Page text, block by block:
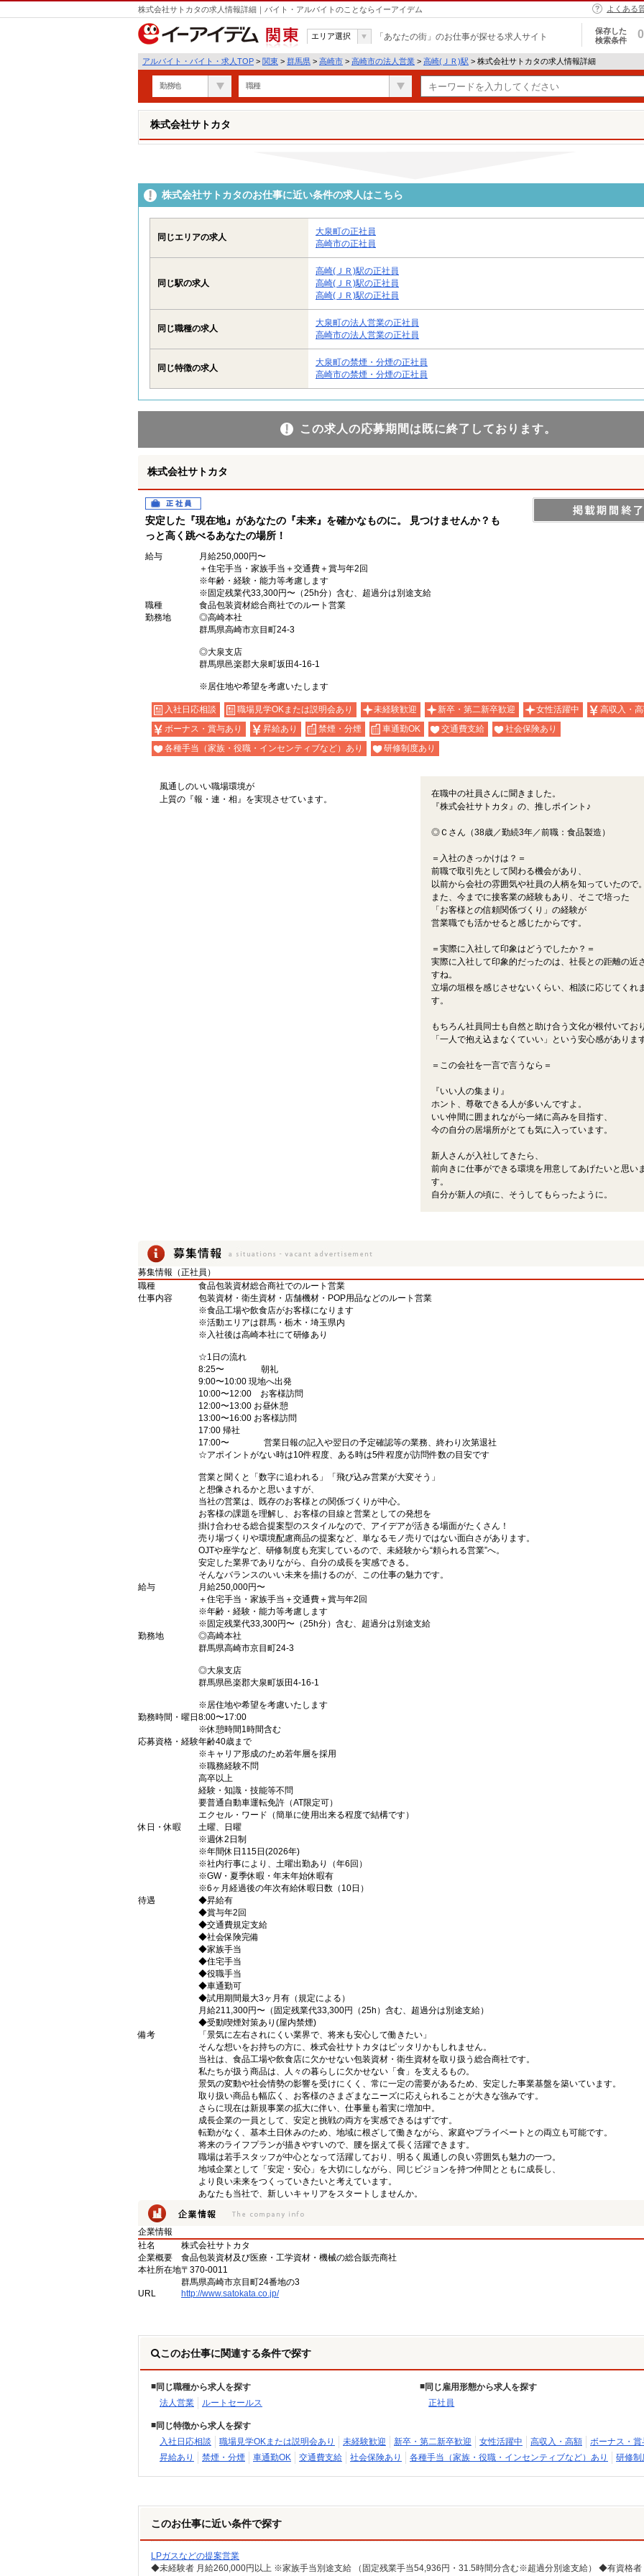
株式会社サトカタの求人情報詳細｜バイト・アルバイトのことならイーアイデム よくある
関東
エリア選択 「あなたの街」のお仕事が探せる求人サイト
保存した
検索条件
0
アルバイト・バイト・求人TOP > 関東 > 群馬県 > 高崎市 > 高崎市の法人営業 > 高崎(ＪＲ)駅 > 株式会社サトカタの求人情報詳細
勤務地 職種
株式会社サトカタ
株式会社サトカタのお仕事に近い条件の求人はこちら
同じエリアの求人
大泉町の正社員
高崎市の正社員
同じ駅の求人
高崎(ＪＲ)駅の正社員
高崎(ＪＲ)駅の正社員
高崎(ＪＲ)駅の正社員
同じ職種の求人
大泉町の法人営業の正社員
高崎市の法人営業の正社員
同じ特徴の求人
大泉町の禁煙・分煙の正社員
高崎市の禁煙・分煙の正社員
この求人の応募期間は既に終了しております。
株式会社サトカタ
正社員
安定した『現在地』があなたの『未来』を確かなものに。 見つけませんか？も
っと高く跳べるあなたの場所！
給与
月給250,000円〜
＋住宅手当・家族手当＋交通費＋賞与年2回
※年齢・経験・能力等考慮します
※固定残業代33,300円〜（25h分）含む、超過分は別途支給
職種
食品包装資材総合商社でのルート営業
勤務地
◎高崎本社
群馬県高崎市京目町24-3
◎大泉支店
群馬県邑楽郡大泉町坂田4-16-1
※居住地や希望を考慮いたします
入社日応相談 職場見学OKまたは説明会あり 未経験歓迎 新卒・第二新卒歓迎 女性活躍中
高収入・
ボーナス・賞与あり
昇給あり 禁煙・分煙 車通勤OK 交通費支給
社会保険あり
各種手当（家族・役職・インセンティブなど）あり
研修制度あり
風通しのいい職場環境が
上質の『報・連・相』を実現させています。
在職中の社員さんに聞きました。
『株式会社サトカタ』の、推しポイント♪
◎Ｃさん（38歳／勤続3年／前職：食品製造）
＝入社のきっかけは？＝
前職で取引先として関わる機会があり、
以前から会社の雰囲気や社員の人柄を知っていたので。
また、今までに接客業の経験もあり、そこで培った
「お客様との信頼関係づくり」の経験が
営業職でも活かせると感じたからです。
＝実際に入社して印象はどうでしたか？＝
実際に入社して印象的だったのは、社長との距離の近
すね。
立場の垣根を感じさせないくらい、相談に応じてくれま
す。
もちろん社員同士も自然と助け合う文化が根付いており
「一人で抱え込まなくていい」という安心感があります
＝この会社を一言で言うなら＝
『いい人の集まり』
ホント、尊敬できる人が多いんですよ。
いい仲間に囲まれながら一緒に高みを目指す、
今の自分の居場所がとても気に入っています。
新人さんが入社してきたら、
前向きに仕事ができる環境を用意してあげたいと思いま
す。
自分が新人の頃に、そうしてもらったように。
募集情報（正社員）
職種
食品包装資材総合商社でのルート営業
仕事内容
包装資材・衛生資材・店舗機材・POP用品などのルート営業
※食品工場や飲食店がお客様になります
※活動エリアは群馬・栃木・埼玉県内
※入社後は高崎本社にて研修あり
☆1日の流れ
8:25〜 朝礼
9:00〜10:00 現地へ出発
10:00〜12:00 お客様訪問
12:00〜13:00 お昼休憩
13:00〜16:00 お客様訪問
17:00 帰社
17:00〜 営業日報の記入や翌日の予定確認等の業務、終わり次第退社
☆アポイントがない時は10件程度、ある時は5件程度が訪問件数の目安です
営業と聞くと「数字に追われる」「飛び込み営業が大変そう」
と想像されるかと思いますが、
当社の営業は、既存のお客様との関係づくりが中心。
お客様の課題を理解し、お客様の目線と営業としての発想を
掛け合わせる総合提案型のスタイルなので、アイデアが活きる場面がたくさん！
売り場づくりや環境配慮商品の提案など、単なるモノ売りではない面白さがあります。
OJTや座学など、研修制度も充実しているので、未経験から“頼られる営業”へ。
安定した業界でありながら、自分の成長を実感できる。
そんなバランスのいい未来を描けるのが、この仕事の魅力です。
給与
月給250,000円〜
＋住宅手当・家族手当＋交通費＋賞与年2回
※年齢・経験・能力等考慮します
※固定残業代33,300円〜（25h分）含む、超過分は別途支給
勤務地
◎高崎本社
群馬県高崎市京目町24-3
◎大泉支店
群馬県邑楽郡大泉町坂田4-16-1
※居住地や希望を考慮いたします
勤務時間・曜日 8:00〜17:00
※休憩時間1時間含む
応募資格・経験年齢40歳まで
※キャリア形成のため若年層を採用
※職務経験不問
高卒以上
経験・知識・技能等不問
要普通自動車運転免許（AT限定可）
エクセル・ワード（簡単に使用出来る程度で結構です）
休日・休暇
土曜、日曜
※週休2日制
※年間休日115日(2026年)
※社内行事により、土曜出勤あり（年6回）
※GW・夏季休暇・年末年始休暇有
※6ヶ月経過後の年次有給休暇日数（10日）
待遇
◆昇給有
◆賞与年2回
◆交通費規定支給
◆社会保険完備
◆家族手当
◆住宅手当
◆役職手当
◆車通勤可
◆試用期間最大3ヶ月有（規定による）
月給211,300円〜（固定残業代33,300円（25h）含む、超過分は別途支給）
◆受動喫煙対策あり(屋内禁煙)
備考
「景気に左右されにくい業界で、将来も安心して働きたい」
そんな想いをお持ちの方に、株式会社サトカタはピッタリかもしれません。
当社は、食品工場や飲食店に欠かせない包装資材・衛生資材を取り扱う総合商社です。
私たちが扱う商品は、人々の暮らしに欠かせない「食」を支えるもの。
景気の変動や社会情勢の影響を受けにくく、常に一定の需要があるため、安定した事業基盤を築いています。
取り扱い商品も幅広く、お客様のさまざまなニーズに応えられることが大きな強みです。
さらに現在は新規事業の拡大に伴い、仕事量も着実に増加中。
成長企業の一員として、安定と挑戦の両方を実感できるはずです。
転勤がなく、基本土日休みのため、地域に根ざして働きながら、家庭やプライベートとの両立も可能です。
将来のライフプランが描きやすいので、腰を据えて長く活躍できます。
職場は若手スタッフが中心となって活躍しており、明るく風通しの良い雰囲気も魅力の一つ。
地域企業として「安定・安心」を大切にしながら、同じビジョンを持つ仲間とともに成長し、
より良い未来をつくっていきたいと考えています。
あなたも当社で、新しいキャリアをスタートしませんか。
企業情報
社名
株式会社サトカタ
企業概要
食品包装資材及び医療・工学資材・機械の総合販売商社
本社所在地〒370-0011
群馬県高崎市京目町24番地の3
URL
http://www.satokata.co.jp/
このお仕事に関連する条件で探す
同じ職種から求人を探す
法人営業
ルートセールス
同じ雇用形態から求人を探す
正社員
同じ特徴から求人を探す
入社日応相談
職場見学OKまたは説明会あり 未経験歓迎 新卒・第二新卒歓迎 女性活躍中 高収入・高額
ボーナス・賞
昇給あり
禁煙・分煙 車通勤OK 交通費支給 社会保険あり 各種手当（家族・役職・インセンティブなど）あり 研修制
このお仕事に近い条件で探す
LPガスなどの提案営業